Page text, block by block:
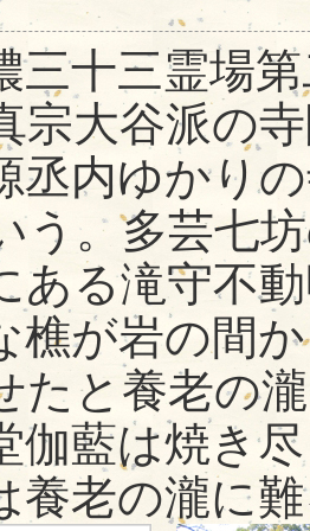
十三霊場第
宗大谷派の
丞内ゆかり
う。多芸七
ある滝守不
が岩の間か
たと養老の
伽藍は焼き
養老の瀧に